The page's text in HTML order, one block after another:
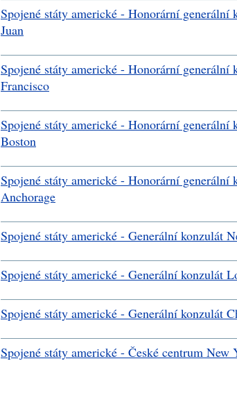
Spojené státy americké - Honorární generální
Juan
Spojené státy americké - Honorární generální
Francisco
Spojené státy americké - Honorární generální
Boston
Spojené státy americké - Honorární generální
Anchorage
Spojené státy americké - Generální konzulát
Spojené státy americké - Generální konzulát
Spojené státy americké - Generální konzulát
Spojené státy americké - České centrum New